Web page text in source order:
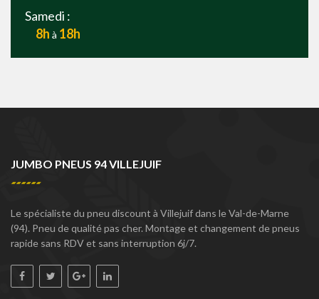
Samedi :
8h à 18h
JUMBO PNEUS 94 VILLEJUIF
Le spécialiste du pneu discount à Villejuif dans le Val-de-Marne
(94). Pneu de qualité pas cher. Montage et changement de pneus
rapide sans RDV et sans interruption 6j/7.